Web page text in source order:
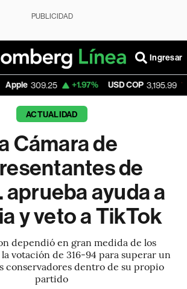
PUBLICIDAD
Ingresar
+1.97% USD COP 3,195.99 -1.14%
ACTUALIDAD
Cámara de
de
aprueba ayuda a
y veto a TikTok
dependió en gran medida de los
votación de 316-94 para superar un
conservadores dentro de su propio
partido